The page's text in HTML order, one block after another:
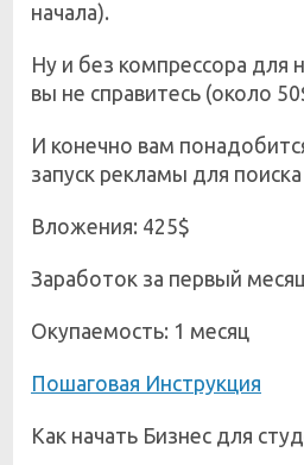
начала).
Ну и без компрессора для
вы не справитесь (около
И конечно вам
запуск рекламы для
Вложения: 425$
Заработок за первый
Окупаемость: 1 месяц
Пошаговая Инструкция
Как начать Бизнес для